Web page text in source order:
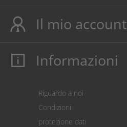
Il mio account
Il mio account
Pagamento
Informazioni
Riguardo a noi
Condizioni
protezione dati